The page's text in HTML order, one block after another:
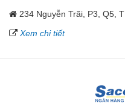
234 Nguyễn Trãi, P3, Q5,
Xem chi tiết